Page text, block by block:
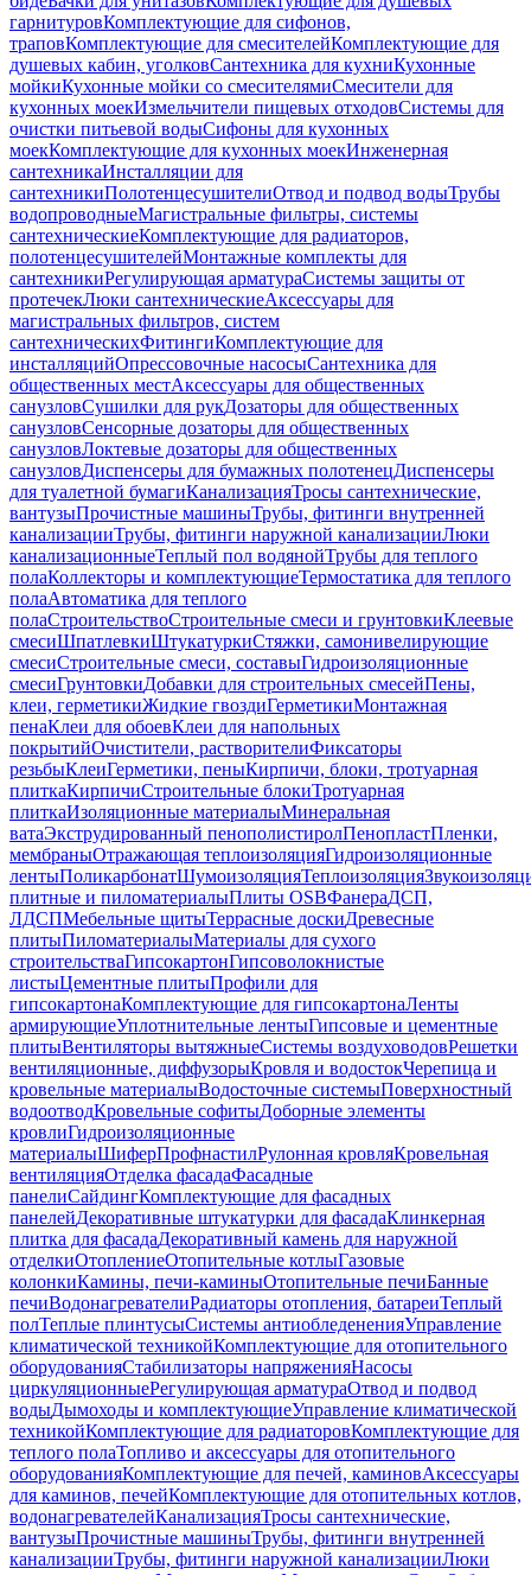
гарнитуровКомплектующие для сифонов,
траповКомплектующие для смесителейКомплектующие для
душевых кабин, уголковСантехника для кухниКухонные
мойкиКухонные мойки со смесителямиСмесители для
кухонных моекИзмельчители пищевых отходовСистемы для
очистки питьевой водыСифоны для кухонных
моекКомплектующие для кухонных моекИнженерная
сантехникаИнсталляции для
сантехникиПолотенцесушителиОтвод и подвод водыТрубы
водопроводныеМагистральные фильтры, системы
сантехническиеКомплектующие для радиаторов,
полотенцесушителейМонтажные комплекты для
сантехникиРегулирующая арматураСистемы защиты от
протечекЛюки сантехническиеАксессуары для
магистральных фильтров, систем
сантехническихФитингиКомплектующие для
инсталляцийОпрессовочные насосыСантехника для
общественных местАксессуары для общественных
санузловСушилки для рукДозаторы для общественных
санузловСенсорные дозаторы для общественных
санузловЛоктевые дозаторы для общественных
санузловДиспенсеры для бумажных полотенецДиспенсеры
для туалетной бумагиКанализацияТросы сантехнические,
вантузыПрочистные машиныТрубы, фитинги внутренней
канализацииТрубы, фитинги наружной канализацииЛюки
канализационныеТеплый пол водянойТрубы для теплого
полаКоллекторы и комплектующиеТермостатика для теплого
полаАвтоматика для теплого
полаСтроительствоСтроительные смеси и грунтовкиКлеевые
смесиШпатлевкиШтукатуркиСтяжки, самонивелирующие
смесиСтроительные смеси, составыГидроизоляционные
смесиГрунтовкиДобавки для строительных смесейПены,
клеи, герметикиЖидкие гвоздиГерметикиМонтажная
пенаКлеи для обоевКлеи для напольных
покрытийОчистители, растворителиФиксаторы
резьбыКлеиГерметики, пеныКирпичи, блоки, тротуарная
плиткаКирпичиСтроительные блокиТротуарная
плиткаИзоляционные материалыМинеральная
ватаЭкструдированный пенополистиролПенопластПленки,
мембраныОтражающая теплоизоляцияГидроизоляционные
лентыПоликарбонатШумоизоляцияТеплоизоляция
плитные и пиломатериалыПлиты OSBФанераДСП,
ЛДСПМебельные щитыТеррасные доскиДревесные
плитыПиломатериалыМатериалы для сухого
строительстваГипсокартонГипсоволокнистые
листыЦементные плитыПрофили для
гипсокартонаКомплектующие для гипсокартонаЛенты
армирующиеУплотнительные лентыГипсовые и цементные
плитыВентиляторы вытяжныеСистемы воздуховодовРешетки
вентиляционные, диффузорыКровля и водостокЧерепица и
кровельные материалыВодосточные системыПоверхностный
водоотводКровельные софитыДоборные элементы
кровлиГидроизоляционные
материалыШиферПрофнастилРулонная кровляКровельная
вентиляцияОтделка фасадаФасадные
панелиСайдингКомплектующие для фасадных
панелейДекоративные штукатурки для фасадаКлинкерная
плитка для фасадаДекоративный камень для наружной
отделкиОтоплениеОтопительные котлыГазовые
колонкиКамины, печи-каминыОтопительные печиБанные
печиВодонагревателиРадиаторы отопления, батареиТеплый
полТеплые плинтусыСистемы антиобледененияУправление
климатической техникойКомплектующие для отопительного
оборудованияСтабилизаторы напряженияНасосы
циркуляционныеРегулирующая арматураОтвод и подвод
водыДымоходы и комплектующиеУправление климатической
техникойКомплектующие для радиаторовКомплектующие для
теплого полаТопливо и аксессуары для отопительного
оборудованияКомплектующие для печей, каминовАксессуары
для каминов, печейКомплектующие для отопительных котлов,
водонагревателейКанализацияТросы сантехнические,
вантузыПрочистные машиныТрубы, фитинги внутренней
канализацииТрубы, фитинги наружной канализацииЛюки